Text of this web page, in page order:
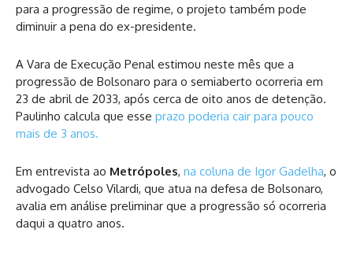
para a progressão de regime, o projeto também pode
diminuir a pena do ex-presidente.
A Vara de Execução Penal estimou neste mês que a
progressão de Bolsonaro para o semiaberto ocorreria em
23 de abril de 2033, após cerca de oito anos de detenção.
Paulinho calcula que esse prazo poderia cair para pouco
mais de 3 anos.
Em entrevista ao Metrópoles, na coluna de Igor Gadelha, o
advogado Celso Vilardi, que atua na defesa de Bolsonaro,
avalia em análise preliminar que a progressão só ocorreria
daqui a quatro anos.